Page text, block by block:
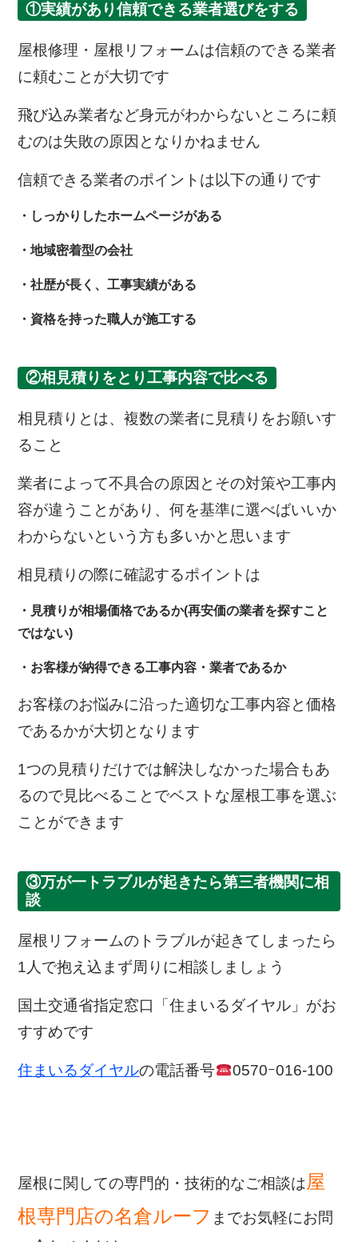
①実績があり信頼できる業者選びをする
屋根修理・屋根リフォームは信頼のできる業者
に頼むことが大切です
飛び込み業者など身元がわからないところに頼
むのは失敗の原因となりかねません
信頼できる業者のポイントは以下の通りです
・しっかりしたホームページがある
・地域密着型の会社
・社歴が長く、工事実績がある
・資格を持った職人が施工する
②相見積りをとり工事内容で比べる
相見積りとは、複数の業者に見積りをお願いす
ること
業者によって不具合の原因とその対策や工事内
容が違うことがあり、何を基準に選べばいいか
わからないという方も多いかと思います
相見積りの際に確認するポイントは
・見積りが相場価格であるか(再安価の業者を探すこと
ではない)
・お客様が納得できる工事内容・業者であるか
お客様のお悩みに沿った適切な工事内容と価格
であるかが大切となります
1つの見積りだけでは解決しなかった場合もあ
るので見比べることでベストな屋根工事を選ぶ
ことができます
③万が一トラブルが起きたら第三者機関に相
談
屋根リフォームのトラブルが起きてしまったら
1人で抱え込まず周りに相談しましょう
国土交通省指定窓口「住まいるダイヤル」がお
すすめです
住まいるダイヤルの電話番号 0570ｰ016-100
屋根に関しての専門的・技術的なご相談は屋
根専門店の名倉ルーフ までお気軽にお問